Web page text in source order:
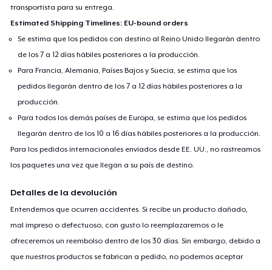
transportista para su entrega.
Estimated Shipping Timelines: EU-bound orders
Se estima que los pedidos con destino al Reino Unido llegarán dentro
de los 7 a 12 días hábiles posteriores a la producción.
Para Francia, Alemania, Países Bajos y Suecia, se estima que los
pedidos llegarán dentro de los 7 a 12 días hábiles posteriores a la
producción.
Para todos los demás países de Europa, se estima que los pedidos
llegarán dentro de los 10 a 16 días hábiles posteriores a la producción.
Para los pedidos internacionales enviados desde EE. UU., no rastreamos
los paquetes una vez que llegan a su país de destino.
Detalles de la devolución
Entendemos que ocurren accidentes. Si recibe un producto dañado,
mal impreso o defectuoso, con gusto lo reemplazaremos o le
ofreceremos un reembolso dentro de los 30 días. Sin embargo, debido a
que nuestros productos se fabrican a pedido, no podemos aceptar